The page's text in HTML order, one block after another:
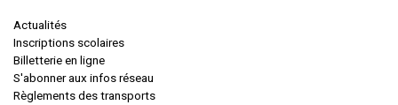
Actualités
Inscriptions scolaires
Billetterie en ligne
S'abonner aux infos réseau
Règlements des transports